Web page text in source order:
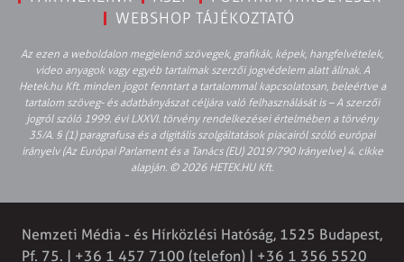
WEBSHOP TÁJÉKOZTATÓ
Az ezen a weboldalon megjelenő szövegek, grafikák, képek, hangfelvételek,
video anyagok vagy egyéb tartalmak szerzői jogvédelem alatt állnak. A
Hetek.hu Kft. minden jogot fenntart a tartalommal kapcsolatosan, beleértve a
tartalom szöveg- és adatbányászat céljára való felhasználását is – A szerzői
jogról szóló 1999. évi LXXVI. törvény rendelkezései értelmében a törvény
35/A. § (1) paragrafusa és a digitális szolgáltatások piacairól szóló európai
irányelv (Az Európai Parlament és a Tanács (EU) 2019/790 Irányelve) 4. cikke
alapján. © 2026 HETEK.HU Kft.
Nemzeti Média - és Hírközlési Hatóság, 1525 Budapest,
Pf. 75. | +36 1 457 7100 (telefon) | +36 1 356 5520